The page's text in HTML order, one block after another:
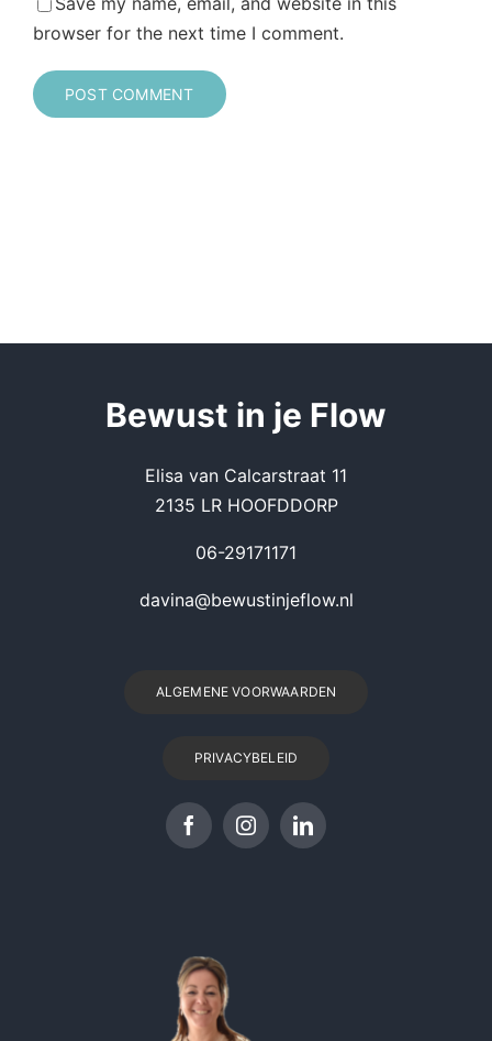
browser for the next time I comment.
Bewust in je Flow
Elisa van Calcarstraat 11
2135 LR HOOFDDORP
06-29171171
davina@bewustinjeflow.nl
ALGEMENE VOORWAARDEN
PRIVACYBELEID